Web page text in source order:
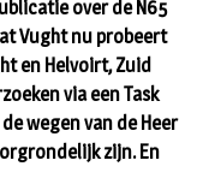
over de N65
Vught nu probeert
en Helvoirt, Zuid
via een Task
wegen van de Heer
zijn. En